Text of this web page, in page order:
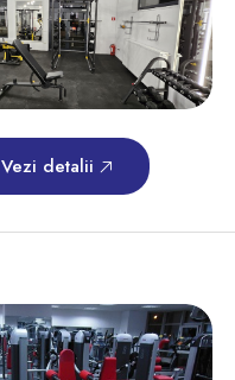
Vezi detalii